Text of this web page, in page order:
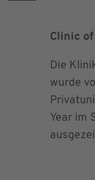
Clinic
Die
wurde
Year im